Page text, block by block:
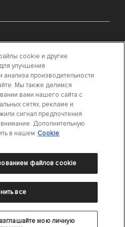
из дочерних компаний в одной и
cookie и другие
улучшения
анализа производительности
Мы также делимся
вами нашего сайта с
сетях, рекламе и
сигнал предпочтения
Дополнительную
в нашем Cookie
мою личную
все
файлов cookie